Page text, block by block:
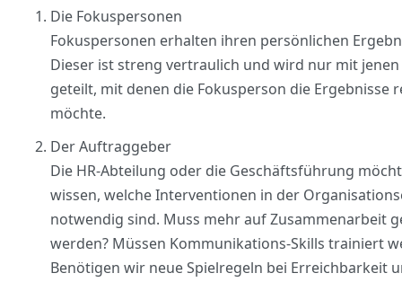
Die Fokuspersonen
Fokuspersonen erhalten ihren persönlichen
Dieser ist streng vertraulich und wird nur mit
geteilt, mit denen die Fokusperson die Ergebnisse
möchte.
Der Auftraggeber
Die HR-Abteilung oder die Geschäftsführung
wissen, welche Interventionen in der
notwendig sind. Muss mehr auf Zusammenarbeit
werden? Müssen Kommunikations-Skills trainiert
Benötigen wir neue Spielregeln bei Erreichbarkeit